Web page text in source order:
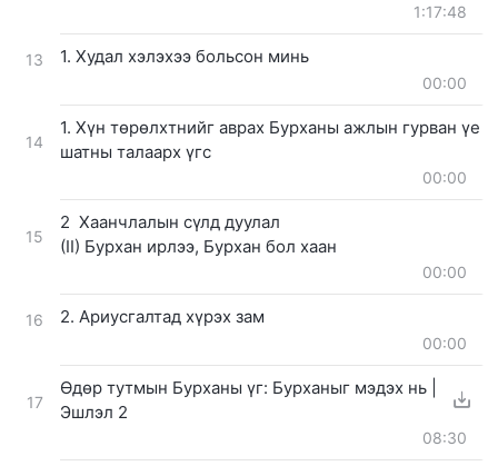
1:17:48
13 1. Худал хэлэхээ больсон минь
00:00
14
1. Хүн төрөлхтнийг аврах Бурханы ажлын гурван үе
шатны талаарх үгс
00:00
15
2 Хаанчлалын сүлд дуулал
(II) Бурхан ирлээ, Бурхан бол хаан
00:00
16 2. Ариусгалтад хүрэх зам
00:00
17
Өдөр тутмын Бурханы үг: Бурханыг мэдэх нь |
Эшлэл 2
08:30